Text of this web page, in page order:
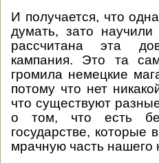
И получается, что
думать, зато
рассчитана эта
кампания. Это та
громила немецкие
потому что нет
что существуют
о том, что есть
государстве, которые
мрачную часть нашего